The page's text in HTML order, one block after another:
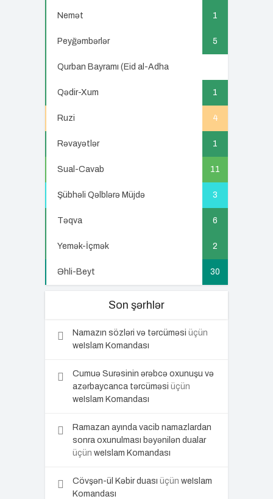
Nemət 1
Peyğəmbərlər 5
Qurban Bayramı (Eid al-Adha
Qədir-Xum 1
Ruzi 4
Rəvayətlər 1
Sual-Cavab 11
Şübhəli Qəlblərə Müjdə 3
Təqva 6
Yemək-İçmək 2
Əhli-Beyt 30
Son şərhlər
Namazın sözləri və tərcüməsi üçün
weIslam Komandası
Cumuə Surəsinin ərəbcə oxunuşu və
azərbaycanca tərcüməsi üçün
weIslam Komandası
Ramazan ayında vacib namazlardan
sonra oxunulması bəyənilən dualar
üçün weIslam Komandası
Cövşən-ül Kəbir duası üçün weIslam
Komandası